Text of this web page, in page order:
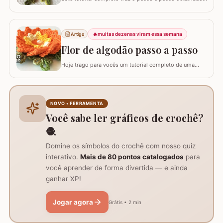
8 pétalas, garantindo um formato mais cheio e
arredondado, ideal para tapetes, mantas e…
Artigo 🔥muitas dezenas viram essa semana
Flor de algodão passo a passo
Hoje trago para vocês um tutorial completo de uma
seu trabalho manual, seja em colchas, caminhos de
mesa ou tapetes. Vamos aprender com…
NOVO • FERRAMENTA
Você sabe ler gráficos de crochê?
🧶
Domine os símbolos do crochê com nosso quiz
interativo. Mais de 80 pontos catalogados para
você aprender de forma divertida — e ainda
ganhar XP!
Jogar agora Grátis • 2 min